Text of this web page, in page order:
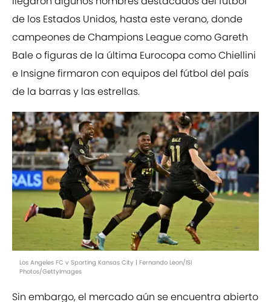
de los Estados Unidos, hasta este verano, donde
campeones de Champions League como Gareth
Bale o figuras de la última Eurocopa como Chiellini
e Insigne firmaron con equipos del fútbol del país
de la barras y las estrellas.
Los Angeles FC v Sporting Kansas City | Fernando Leon/ISI
Photos/GettyImages
Sin embargo, el mercado aún se encuentra abierto